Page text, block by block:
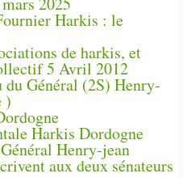
Harkis : le
de harkis, et
5 Avril 2012
Général (2S) Henry-
)
Harkis Dordogne
Henry-jean
aux deux sénateurs